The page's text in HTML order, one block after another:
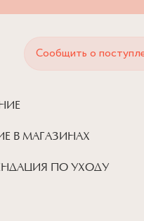
Сообщить о
В МАГАЗИНАХ
ПО УХОДУ